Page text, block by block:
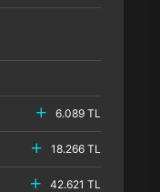
6.089 TL
18.266 TL
42.621 TL